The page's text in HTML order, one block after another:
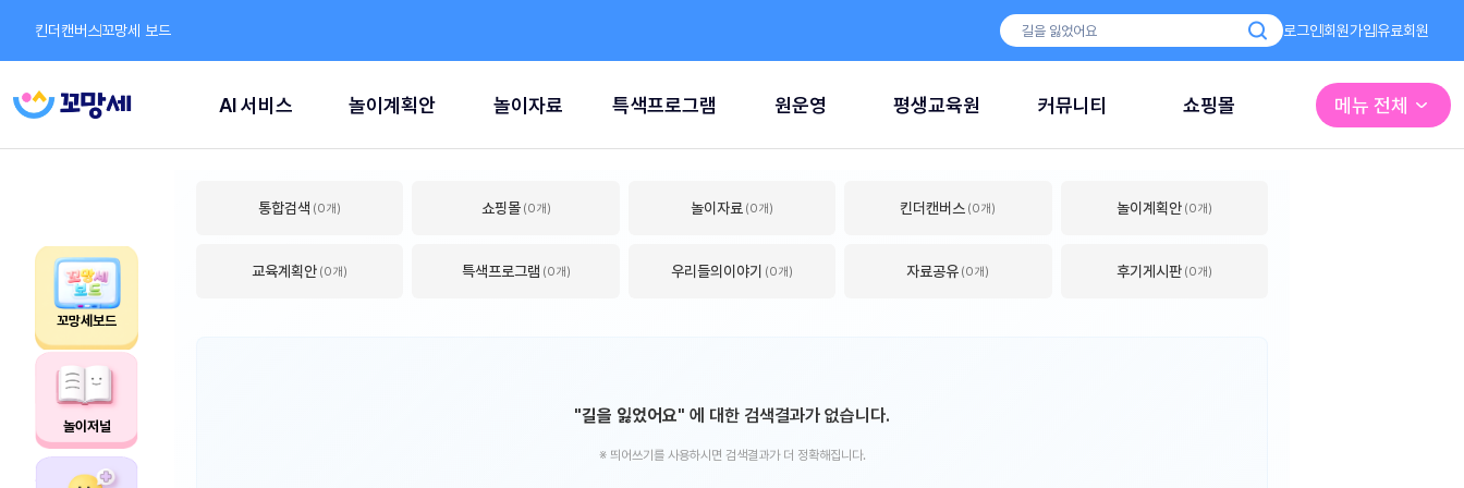
꼬망세보드
놀이저널
킨더캔버스꼬망세 보드 로그인회원가입유료회원
AI 서비스 놀이계획안 놀이자료 특색프로그램 원운영 평생교육원 커뮤니티 쇼핑몰 메뉴 전체
통합검색 (0개) 쇼핑몰 (0개) 놀이자료 (0개) 킨더캔버스 (0개) 놀이계획안 (0개)
교육계획안 (0개) 특색프로그램 (0개) 우리들의이야기 (0개) 자료공유 (0개) 후기게시판 (0개)
"길을 잃었어요" 에 대한 검색결과가 없습니다.
※ 띄어쓰기를 사용하시면 검색결과가 더 정확해집니다.